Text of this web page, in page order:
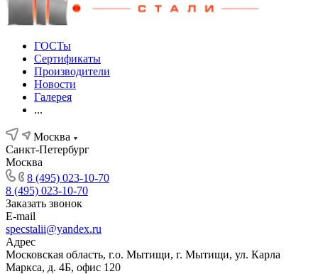
ГОСТы
Сертификаты
Производители
Новости
Галерея
...
Москва
Санкт-Петербург
Москва
8 (495) 023-10-70
8 (495) 023-10-70
Заказать звонок
E-mail
specstalii@yandex.ru
Адрес
Московская область, г.о. Мытищи, г. Мытищи, ул. Карла
Маркса, д. 4Б, офис 120